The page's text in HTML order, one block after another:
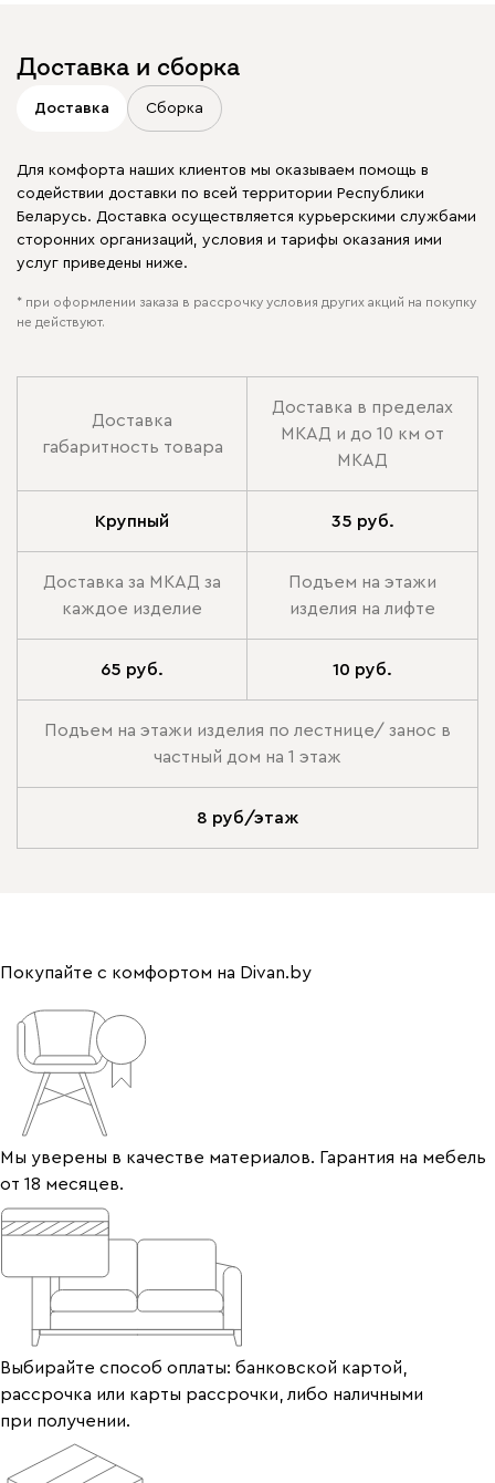
Доставка и сборка
Доставка Сборка
Для комфорта наших клиентов мы оказываем помощь в
содействии доставки по всей территории Республики
Беларусь. Доставка осуществляется курьерскими службами
сторонних организаций, условия и тарифы оказания ими
услуг приведены ниже.
* при оформлении заказа в рассрочку условия других акций на покупку
не действуют.
Доставка
габаритность товара
Доставка в пределах
МКАД и до 10 км от
МКАД
Крупный 35 руб.
Доставка за МКАД за
каждое изделие
Подъем на этажи
изделия на лифте
65 руб. 10 руб.
Подъем на этажи изделия по лестнице/ занос в
частный дом на 1 этаж
8 руб/этаж
Покупайте с комфортом на Divan.by
Мы уверены в качестве материалов. Гарантия на мебель
от 18 месяцев.
Выбирайте способ оплаты: банковской картой,
рассрочка или карты рассрочки, либо наличными
при получении.